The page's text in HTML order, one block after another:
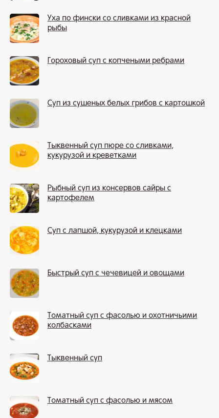
Уха по фински со сливками из красной
рыбы
Гороховый суп с копчеными ребрами
Суп из сушеных белых грибов с картошкой
Тыквенный суп пюре со сливками,
кукурузой и креветками
Рыбный суп из консервов сайры с
картофелем
Суп с лапшой, кукурузой и клецками
Быстрый суп с чечевицей и овощами
Томатный суп с фасолью и охотничьими
колбасками
Тыквенный суп
Томатный суп с фасолью и мясом